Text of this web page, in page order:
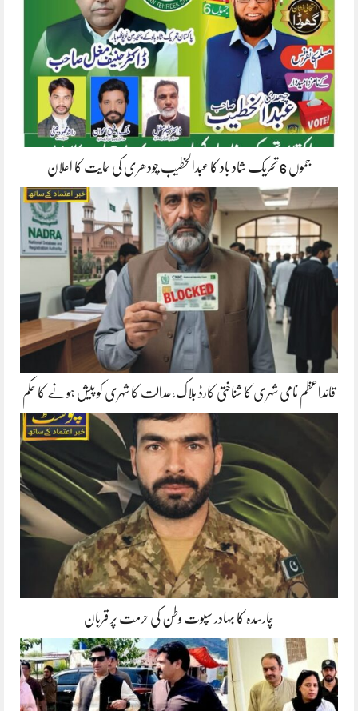
جموں 6 تحریک شاد باد کا عبدالخطیب چودھری کی حمایت کا اعلان
قائداعظم نامی شہری کا شناختی کارڈ بلاک،عدالت کا شہری کو پیش ہونے کا حکم
چارسدہ کا بہادر سپوت وطن کی حرمت پر قربان